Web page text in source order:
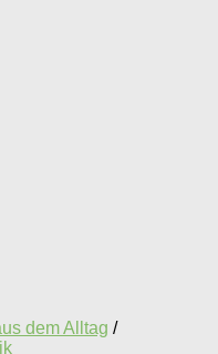
dem Alltag /